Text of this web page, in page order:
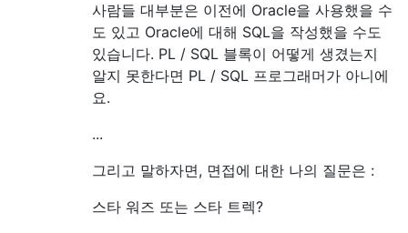
사람들 대부분은 이전에 Oracle을 사용했을 수
도 있고 Oracle에 대해 SQL을 작성했을 수도
있습니다. PL / SQL 블록이 어떻게 생겼는지
알지 못한다면 PL / SQL 프로그래머가 아니에
요.
...
그리고 말하자면, 면접에 대한 나의 질문은 :
스타 워즈 또는 스타 트렉?